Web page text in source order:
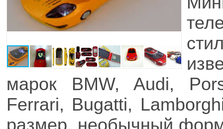
марок BMW, Audi,
Ferrari, Bugatti,
размер, необычный